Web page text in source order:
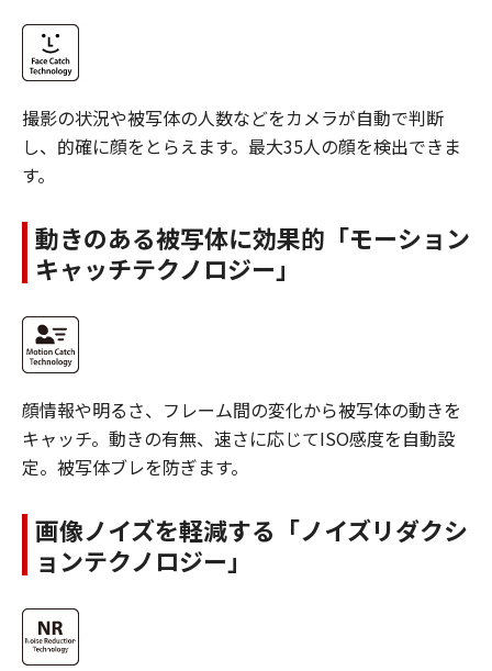
撮影の状況や被写体の人数などをカメラが自動で判断
し、的確に顔をとらえます。最大35人の顔を検出できま
す。
動きのある被写体に効果的「モーション
キャッチテクノロジー」
顔情報や明るさ、フレーム間の変化から被写体の動きを
キャッチ。動きの有無、速さに応じてISO感度を自動設
定。被写体ブレを防ぎます。
画像ノイズを軽減する「ノイズリダクシ
ョンテクノロジー」